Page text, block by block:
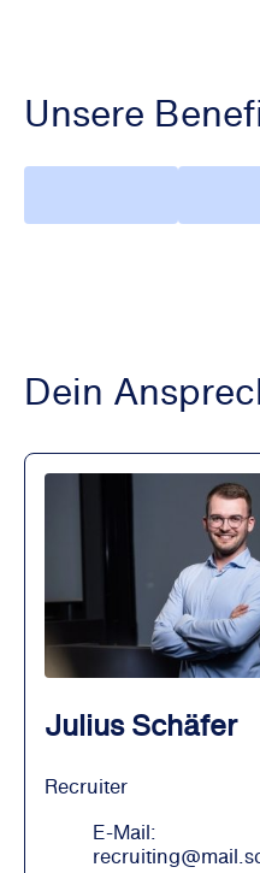
Unsere
Dein
Julius Schäfer
Recruiter
E-Mail: